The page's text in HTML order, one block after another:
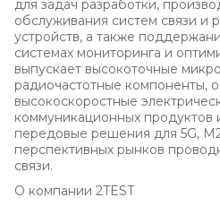
для задач разработки,
обслуживания систем связи и
устройств, а также
системах мониторинга и
выпускает высокоточные
радиочастотные компоненты,
высокоскоростные
коммуникационных продуктов
передовые решения для 5G,
перспективных рынков
связи.
О компании 2TEST